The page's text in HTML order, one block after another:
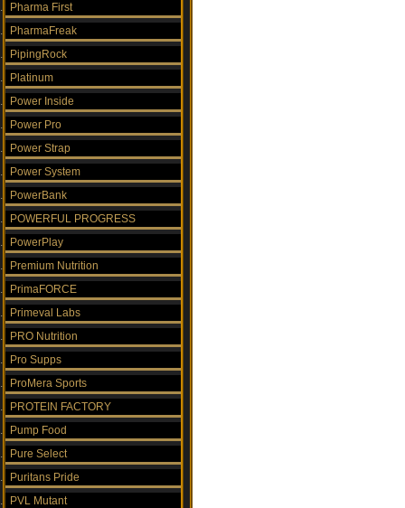
Pharma First
PharmaFreak
PipingRock
Platinum
Power Inside
Power Pro
Power Strap
Power System
PowerBank
POWERFUL PROGRESS
PowerPlay
Premium Nutrition
PrimaFORCE
Primeval Labs
PRO Nutrition
Pro Supps
ProMera Sports
PROTEIN FACTORY
Pump Food
Pure Select
Puritans Pride
PVL Mutant